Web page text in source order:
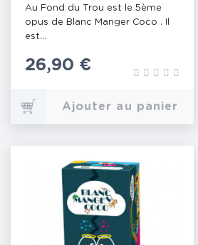
Au Fond du Trou est le 5ème
opus de Blanc Manger Coco . Il
est...
Prix
26,90 €
Ajouter au panier